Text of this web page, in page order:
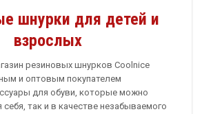
шнурки для детей и
взрослых
резиновых шнурков Coolnice
и оптовым покупателем
для обуви, которые можно
так и в качестве незабываемого